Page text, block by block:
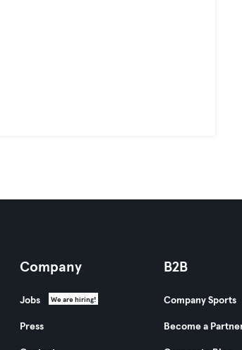
Company
Jobs We are hiring!
Press
B2B
Company Sports
Become a